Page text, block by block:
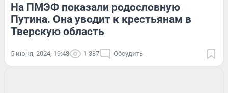
На ПМЭФ показали родословную
Путина. Она уводит к крестьянам в
Тверскую область
5 июня, 2024, 19:48 1 387 Обсудить